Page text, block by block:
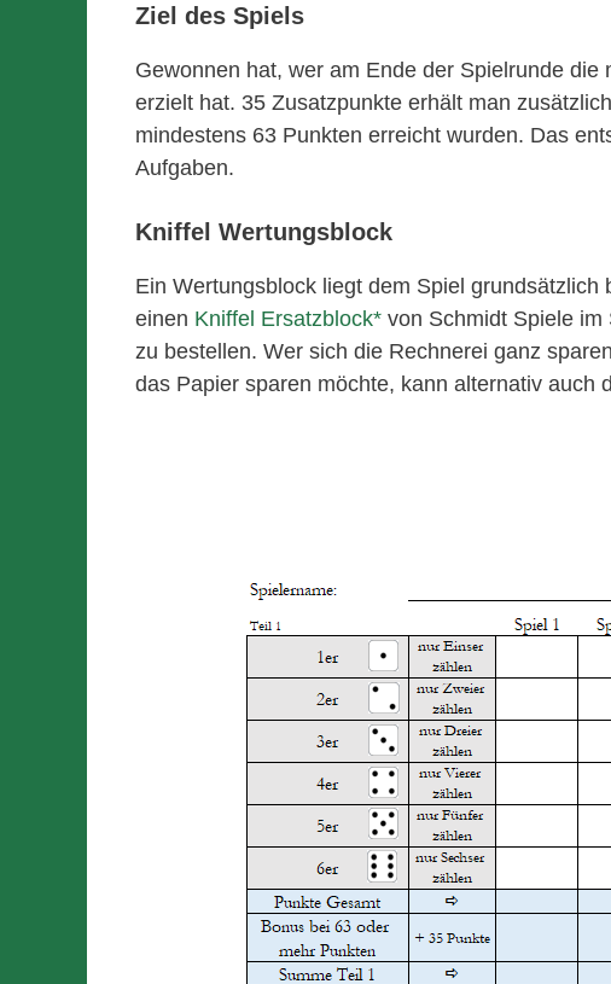
Ziel des Spiels
Gewonnen hat, wer am Ende der Spielrunde
erzielt hat. 35 Zusatzpunkte erhält man
mindestens 63 Punkten erreicht wurden. Das
Aufgaben.
Kniffel Wertungsblock
Ein Wertungsblock liegt dem Spiel
einen Kniffel Ersatzblock von Schmidt Spiele
zu bestellen. Wer sich die Rechnerei ganz
das Papier sparen möchte, kann alternativ auch